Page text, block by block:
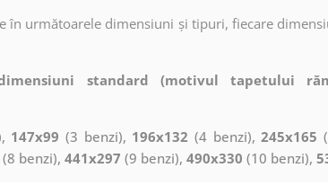
în următoarele dimensiuni și tipuri, fiecare
standard (motivul tapetului
147x99 (3 benzi), 196x132 (4 benzi),245x165
(8 benzi), 441x297 (9 benzi), 490x330 (10 benzi),